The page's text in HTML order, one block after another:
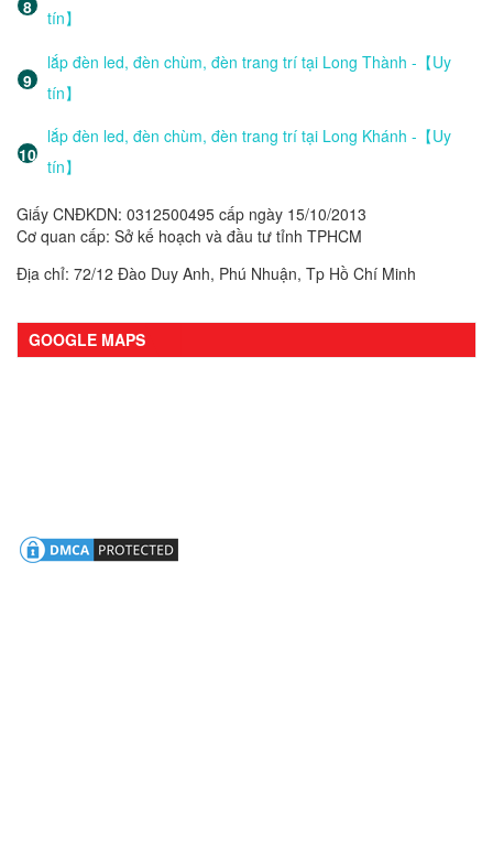
tín】
lắp đèn led, đèn chùm, đèn trang trí tại Long Thành -【Uy
tín】
lắp đèn led, đèn chùm, đèn trang trí tại Long Khánh -【Uy
tín】
Giấy CNĐKDN: 0312500495 cấp ngày 15/10/2013
Cơ quan cấp: Sở kế hoạch và đầu tư tỉnh TPHCM
Địa chỉ: 72/12 Đào Duy Anh, Phú Nhuận, Tp Hồ Chí Minh
GOOGLE MAPS